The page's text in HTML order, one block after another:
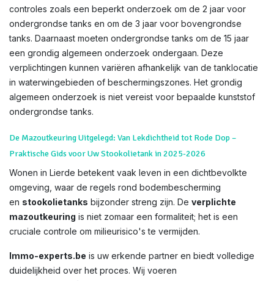
controles zoals een beperkt onderzoek om de 2 jaar voor
ondergrondse tanks en om de 3 jaar voor bovengrondse
tanks. Daarnaast moeten ondergrondse tanks om de 15 jaar
een grondig algemeen onderzoek ondergaan. Deze
verplichtingen kunnen variëren afhankelijk van de tanklocatie
in waterwingebieden of beschermingszones. Het grondig
algemeen onderzoek is niet vereist voor bepaalde kunststof
ondergrondse tanks.
De Mazoutkeuring Uitgelegd: Van Lekdichtheid tot Rode Dop –
Praktische Gids voor Uw Stookolietank in 2025-2026
Wonen in Lierde betekent vaak leven in een dichtbevolkte
omgeving, waar de regels rond bodembescherming
en stookolietanks bijzonder streng zijn. De verplichte
mazoutkeuring is niet zomaar een formaliteit; het is een
cruciale controle om milieurisico's te vermijden.
Immo-experts.be is uw erkende partner en biedt volledige
duidelijkheid over het proces. Wij voeren